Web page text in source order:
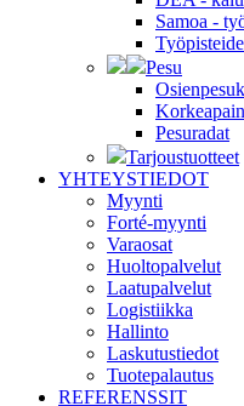
Samoa -
Pesu
Pesuradat
Tarjoustuotteet
YHTEYSTIEDOT
Myynti
Forté-myynti
Varaosat
Huoltopalvelut
Laatupalvelut
Logistiikka
Hallinto
Laskutustiedot
Tuotepalautus
REFERENSSIT